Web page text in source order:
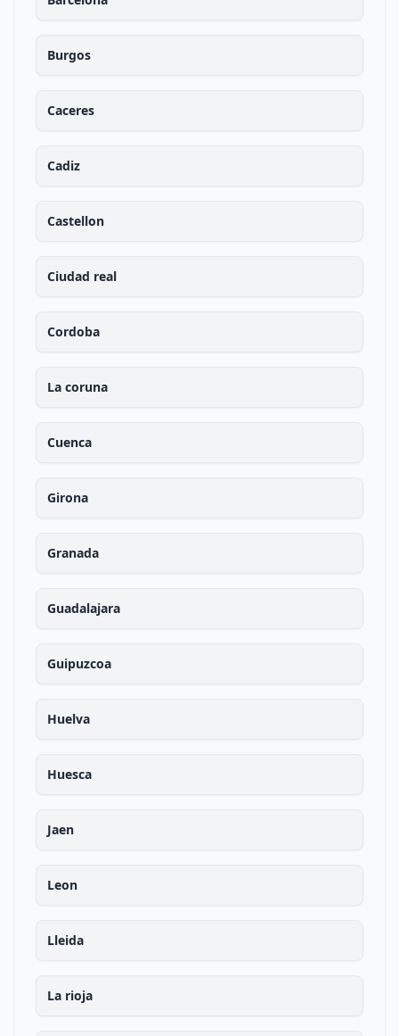
Burgos
Caceres
Cadiz
Castellon
Ciudad real
Cordoba
La coruna
Cuenca
Girona
Granada
Guadalajara
Guipuzcoa
Huelva
Huesca
Jaen
Leon
Lleida
La rioja